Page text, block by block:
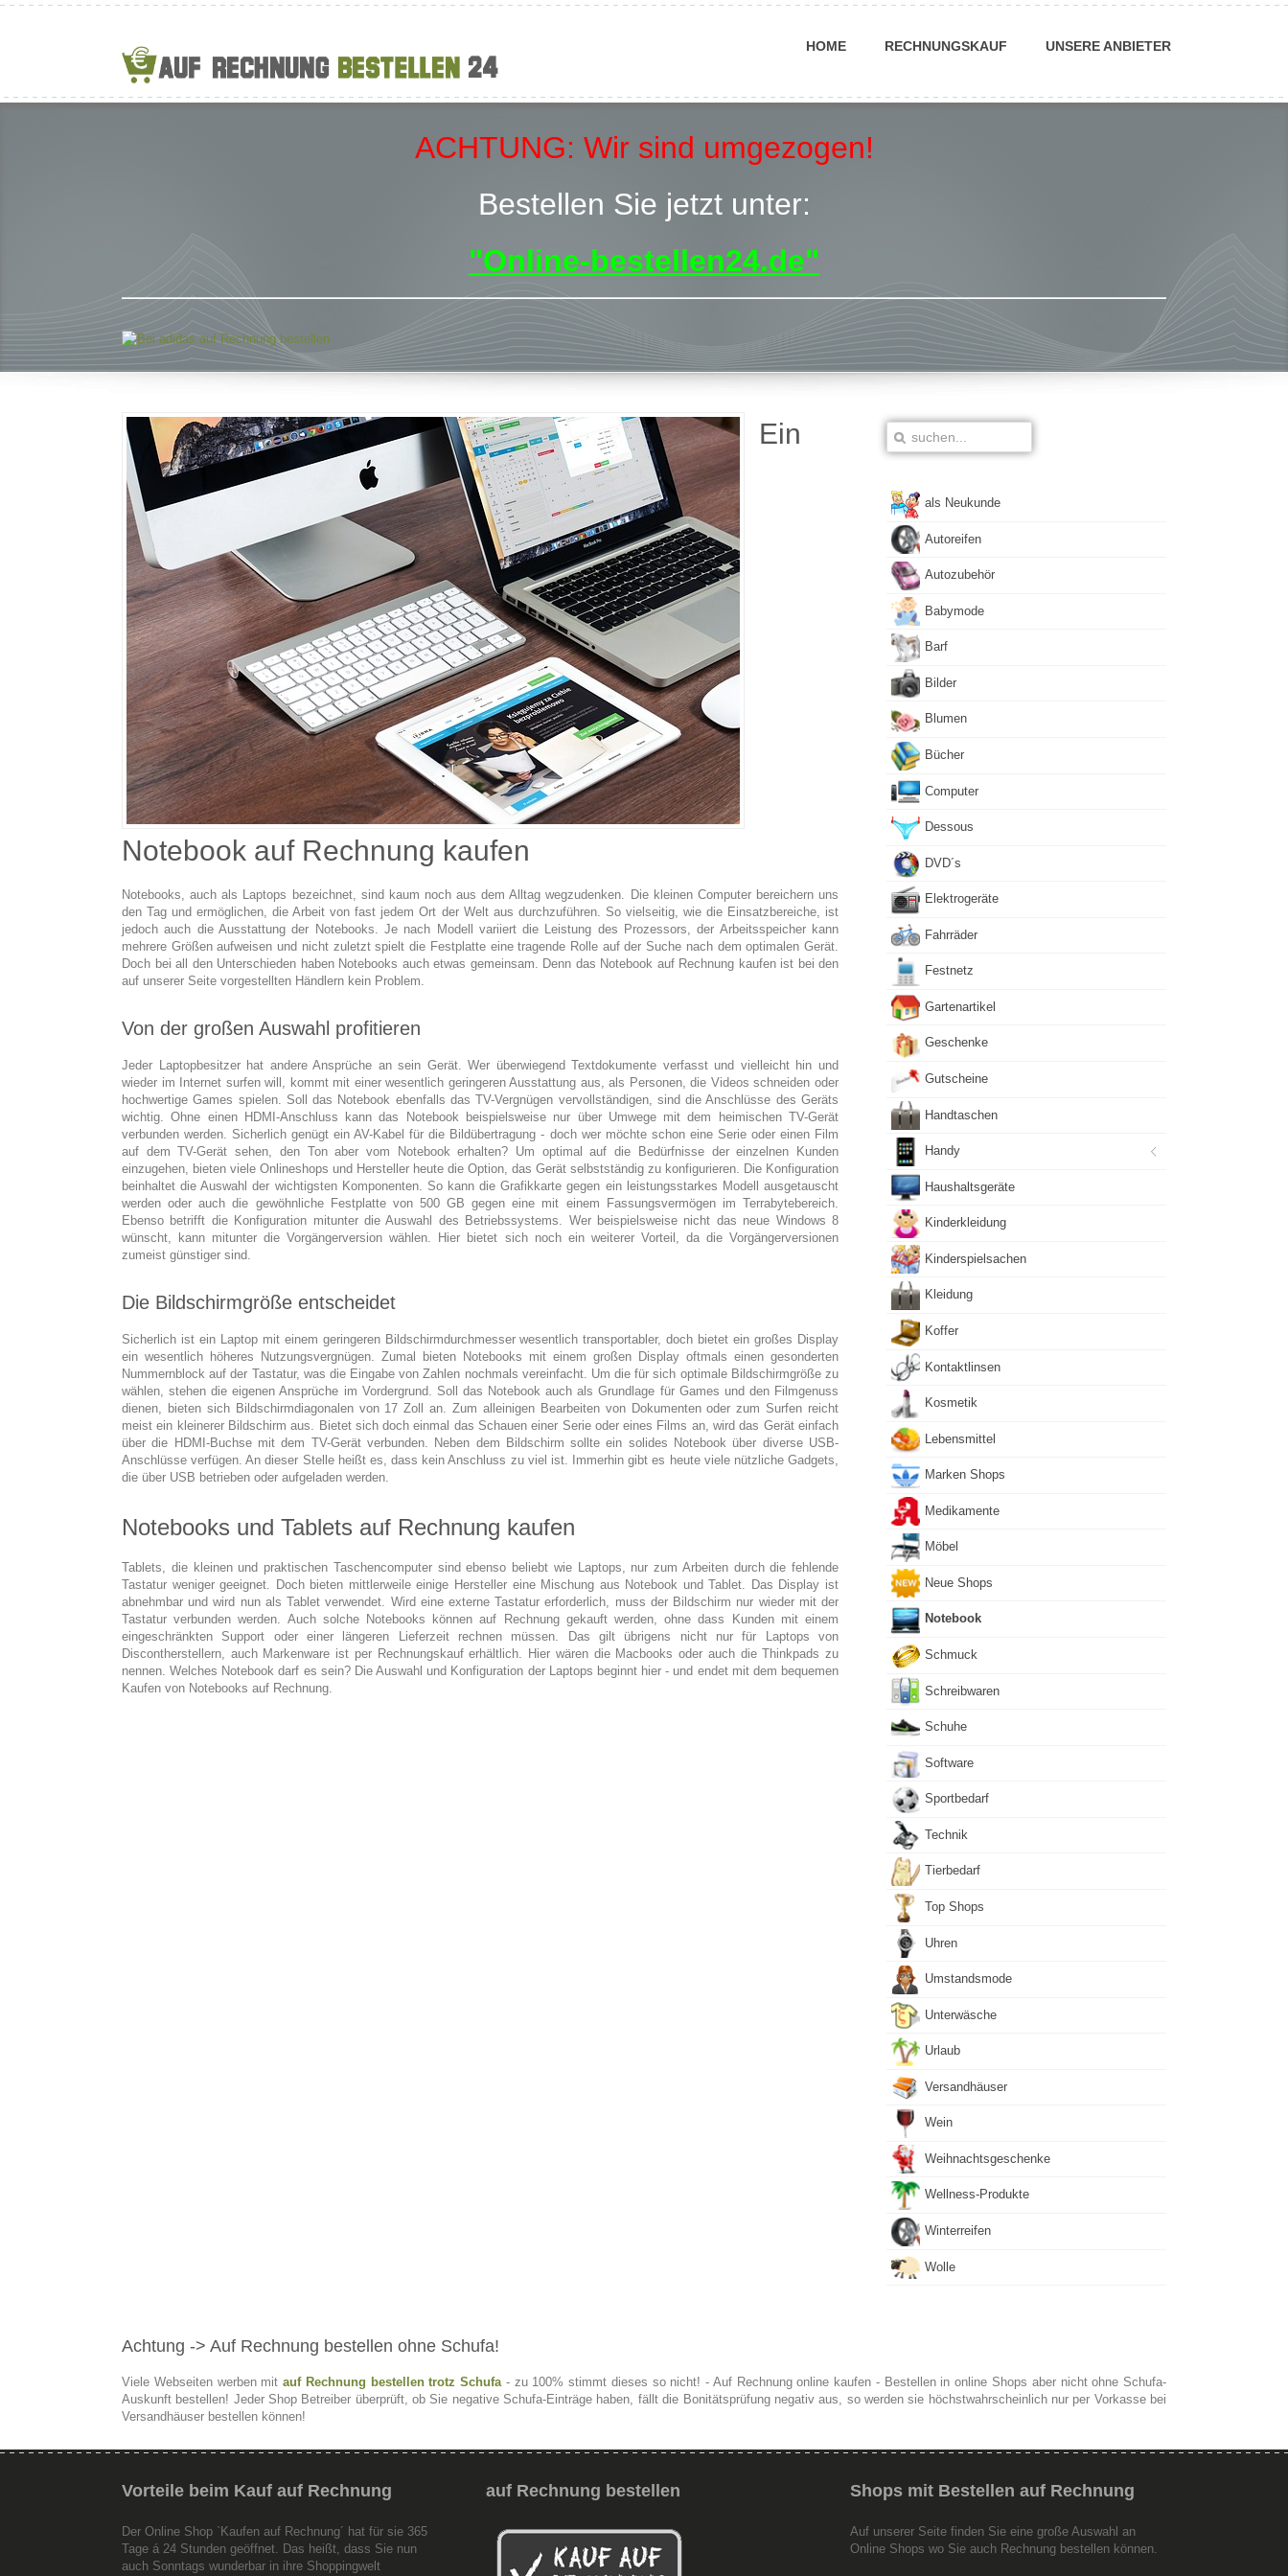
HOME RECHNUNGSKAUF UNSERE ANBIETER
ACHTUNG: Wir sind umgezogen!
Bestellen Sie jetzt unter:
"Online-bestellen24.de"
Ein
Notebook auf Rechnung kaufen
Notebooks, auch als Laptops bezeichnet, sind kaum noch aus dem Alltag wegzudenken. Die kleinen Computer bereichern uns
den Tag und ermöglichen, die Arbeit von fast jedem Ort der Welt aus durchzuführen. So vielseitig, wie die Einsatzbereiche, ist
jedoch auch die Ausstattung der Notebooks. Je nach Modell variiert die Leistung des Prozessors, der Arbeitsspeicher kann
mehrere Größen aufweisen und nicht zuletzt spielt die Festplatte eine tragende Rolle auf der Suche nach dem optimalen Gerät.
Doch bei all den Unterschieden haben Notebooks auch etwas gemeinsam. Denn das Notebook auf Rechnung kaufen ist bei den
auf unserer Seite vorgestellten Händlern kein Problem.
Von der großen Auswahl profitieren
Jeder Laptopbesitzer hat andere Ansprüche an sein Gerät. Wer überwiegend Textdokumente verfasst und vielleicht hin und
wieder im Internet surfen will, kommt mit einer wesentlich geringeren Ausstattung aus, als Personen, die Videos schneiden oder
hochwertige Games spielen. Soll das Notebook ebenfalls das TV-Vergnügen vervollständigen, sind die Anschlüsse des Geräts
wichtig. Ohne einen HDMI-Anschluss kann das Notebook beispielsweise nur über Umwege mit dem heimischen TV-Gerät
verbunden werden. Sicherlich genügt ein AV-Kabel für die Bildübertragung - doch wer möchte schon eine Serie oder einen Film
auf dem TV-Gerät sehen, den Ton aber vom Notebook erhalten? Um optimal auf die Bedürfnisse der einzelnen Kunden
einzugehen, bieten viele Onlineshops und Hersteller heute die Option, das Gerät selbstständig zu konfigurieren. Die Konfiguration
beinhaltet die Auswahl der wichtigsten Komponenten. So kann die Grafikkarte gegen ein leistungsstarkes Modell ausgetauscht
werden oder auch die gewöhnliche Festplatte von 500 GB gegen eine mit einem Fassungsvermögen im Terrabytebereich.
Ebenso betrifft die Konfiguration mitunter die Auswahl des Betriebssystems. Wer beispielsweise nicht das neue Windows 8
wünscht, kann mitunter die Vorgängerversion wählen. Hier bietet sich noch ein weiterer Vorteil, da die Vorgängerversionen
zumeist günstiger sind.
Die Bildschirmgröße entscheidet
Sicherlich ist ein Laptop mit einem geringeren Bildschirmdurchmesser wesentlich transportabler, doch bietet ein großes Display
ein wesentlich höheres Nutzungsvergnügen. Zumal bieten Notebooks mit einem großen Display oftmals einen gesonderten
Nummernblock auf der Tastatur, was die Eingabe von Zahlen nochmals vereinfacht. Um die für sich optimale Bildschirmgröße zu
wählen, stehen die eigenen Ansprüche im Vordergrund. Soll das Notebook auch als Grundlage für Games und den Filmgenuss
dienen, bieten sich Bildschirmdiagonalen von 17 Zoll an. Zum alleinigen Bearbeiten von Dokumenten oder zum Surfen reicht
meist ein kleinerer Bildschirm aus. Bietet sich doch einmal das Schauen einer Serie oder eines Films an, wird das Gerät einfach
über die HDMI-Buchse mit dem TV-Gerät verbunden. Neben dem Bildschirm sollte ein solides Notebook über diverse USB-
Anschlüsse verfügen. An dieser Stelle heißt es, dass kein Anschluss zu viel ist. Immerhin gibt es heute viele nützliche Gadgets,
die über USB betrieben oder aufgeladen werden.
Notebooks und Tablets auf Rechnung kaufen
Tablets, die kleinen und praktischen Taschencomputer sind ebenso beliebt wie Laptops, nur zum Arbeiten durch die fehlende
Tastatur weniger geeignet. Doch bieten mittlerweile einige Hersteller eine Mischung aus Notebook und Tablet. Das Display ist
abnehmbar und wird nun als Tablet verwendet. Wird eine externe Tastatur erforderlich, muss der Bildschirm nur wieder mit der
Tastatur verbunden werden. Auch solche Notebooks können auf Rechnung gekauft werden, ohne dass Kunden mit einem
eingeschränkten Support oder einer längeren Lieferzeit rechnen müssen. Das gilt übrigens nicht nur für Laptops von
Discontherstellern, auch Markenware ist per Rechnungskauf erhältlich. Hier wären die Macbooks oder auch die Thinkpads zu
nennen. Welches Notebook darf es sein? Die Auswahl und Konfiguration der Laptops beginnt hier - und endet mit dem bequemen
Kaufen von Notebooks auf Rechnung.
als Neukunde
Autoreifen
Autozubehör
Babymode
Barf
Bilder
Blumen
Bücher
Computer
Dessous
DVD´s
Elektrogeräte
Fahrräder
Festnetz
Gartenartikel
Geschenke
Gutscheine
Handtaschen
Handy
Haushaltsgeräte
Kinderkleidung
Kinderspielsachen
Kleidung
Koffer
Kontaktlinsen
Kosmetik
Lebensmittel
Marken Shops
Medikamente
Möbel
Neue Shops
Notebook
Schmuck
Schreibwaren
Schuhe
Software
Sportbedarf
Technik
Tierbedarf
Top Shops
Uhren
Umstandsmode
Unterwäsche
Urlaub
Versandhäuser
Wein
Weihnachtsgeschenke
Wellness-Produkte
Winterreifen
Wolle
Achtung -> Auf Rechnung bestellen ohne Schufa!
Viele Webseiten werben mitauf Rechnung bestellen trotz Schufa- zu 100% stimmt dieses so nicht! - Auf Rechnung online kaufen - Bestellen in online Shops aber nicht ohne Schufa-
Auskunft bestellen! Jeder Shop Betreiber überprüft, ob Sie negative Schufa-Einträge haben, fällt die Bonitätsprüfung negativ aus, so werden sie höchstwahrscheinlich nur per Vorkasse bei
Versandhäuser bestellen können!
Vorteile beim Kauf auf Rechnung
Der Online Shop `Kaufen auf Rechnung´ hat für sie 365
Tage á 24 Stunden geöffnet. Das heißt, dass Sie nun
auch Sonntags wunderbar in ihre Shoppingwelt
aufRechnung bestellen Shopsmit Bestellen auf Rechnung
Auf unserer Seite finden Sie eine große Auswahl an
Online Shops wo Sie auch Rechnung bestellen können.